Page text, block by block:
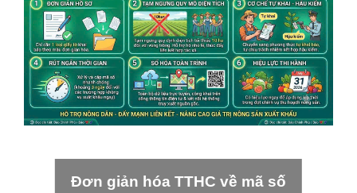
Đơn giản hóa TTHC về mã số